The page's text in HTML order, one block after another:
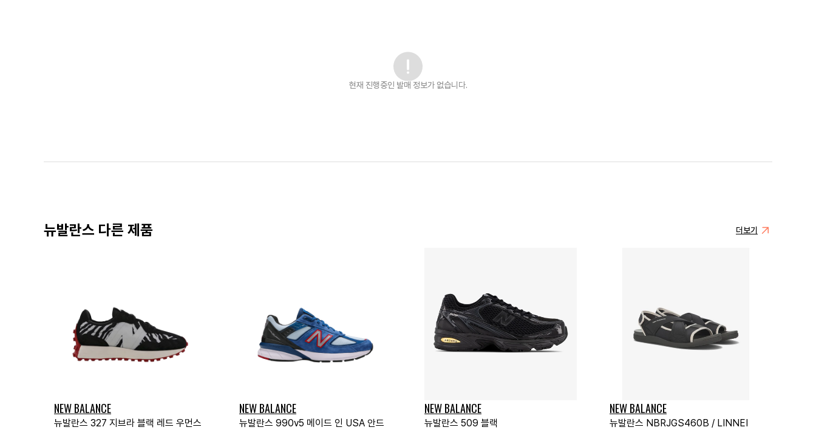
현재 진행중인 발매 정보가 없습니다.
뉴발란스 다른 제품 더보기
NEW BALANCE
뉴발란스 327 지브라 블랙 레드 우먼스
NEW BALANCE
뉴발란스 990v5 메이드 인 USA 안드
NEW BALANCE
뉴발란스 509 블랙
NEW BALANCE
뉴발란스 NBRJGS460B / LINNEI